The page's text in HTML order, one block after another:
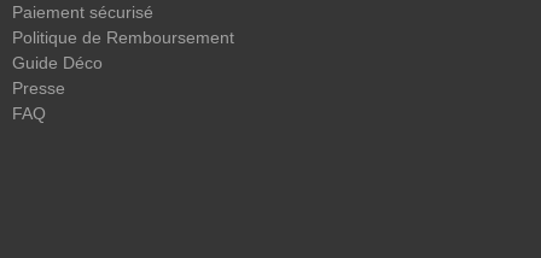
Paiement sécurisé
Politique de Remboursement
Guide Déco
Presse
FAQ